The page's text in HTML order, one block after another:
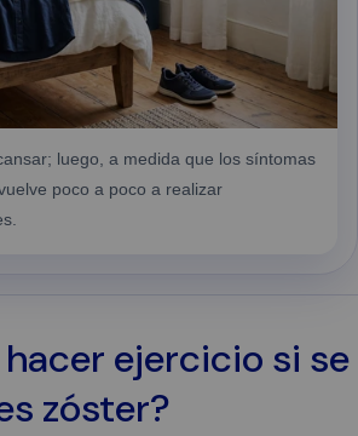
luego, a medida que los síntomas
poco a poco a realizar
ejercicio si se
zóster?